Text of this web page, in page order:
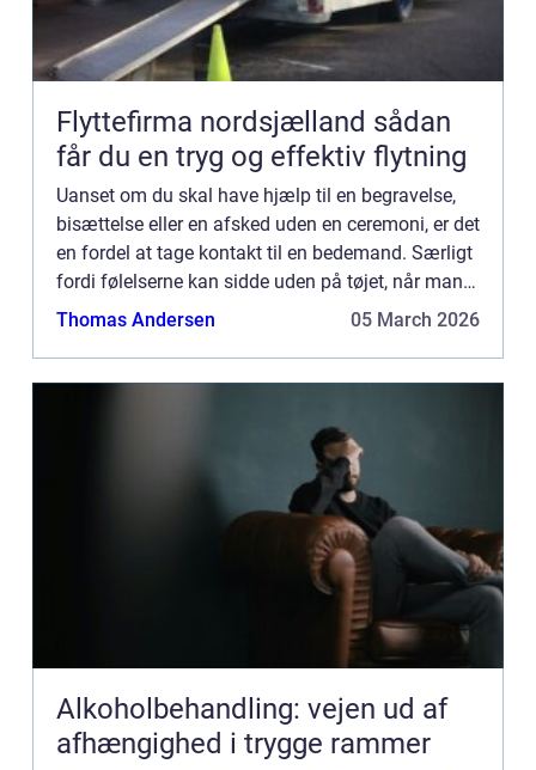
Flyttefirma nordsjælland sådan
får du en tryg og effektiv flytning
Uanset om du skal have hjælp til en begravelse,
bisættelse eller en afsked uden en ceremoni, er det
en fordel at tage kontakt til en bedemand. Særligt
fordi følelserne kan sidde uden på tøjet, når man
miste...
Thomas Andersen 05 March 2026
Alkoholbehandling: vejen ud af
afhængighed i trygge rammer